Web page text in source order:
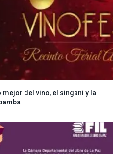
del vino, el singani y la